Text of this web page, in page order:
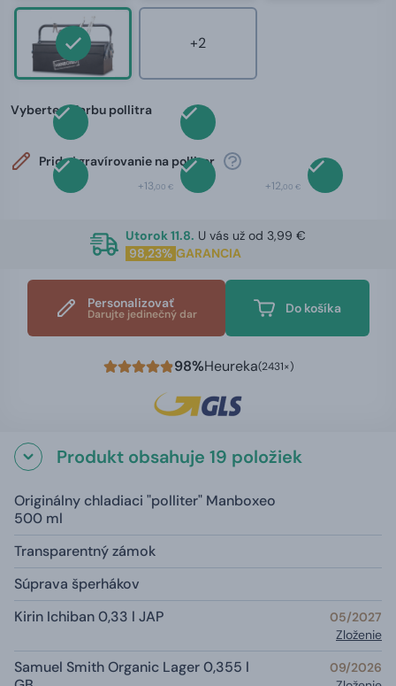
+2
Vyberte si farbu pollitra
Pridať gravírovanie na polliter
+13,00 € +12,00 €
Utorok 11.8. U vás už od 3,99 €
98,23% GARANCIA
Personalizovať
Darujte jedinečný dar Do košíka
98%Heureka(2431×)
Produkt obsahuje 19 položiek
Originálny chladiaci "polliter" Manboxeo
500 ml
Transparentný zámok
Súprava šperhákov
Kirin Ichiban 0,33 l JAP
05/2027
Zloženie
Samuel Smith Organic Lager 0,355 l
09/2026